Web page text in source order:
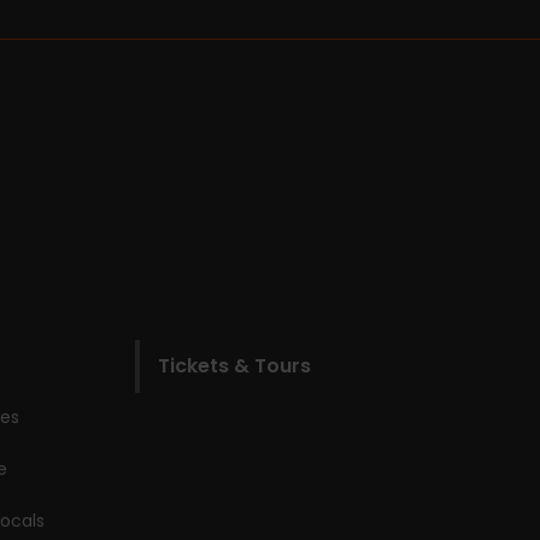
Tickets & Tours